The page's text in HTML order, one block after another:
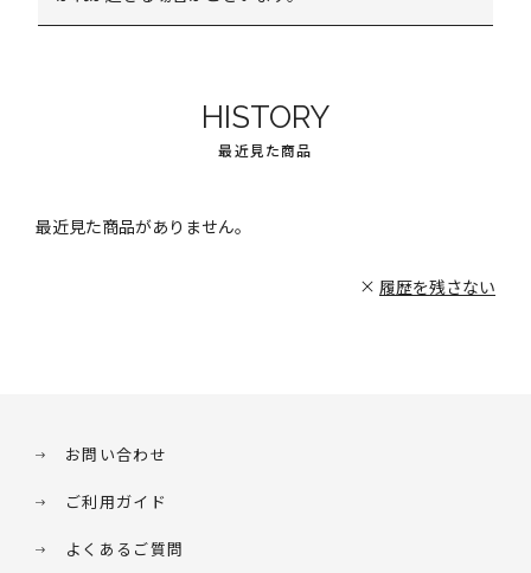
HISTORY
最近見た商品
最近見た商品がありません。
履歴を残さない
お問い合わせ
ご利用ガイド
よくあるご質問